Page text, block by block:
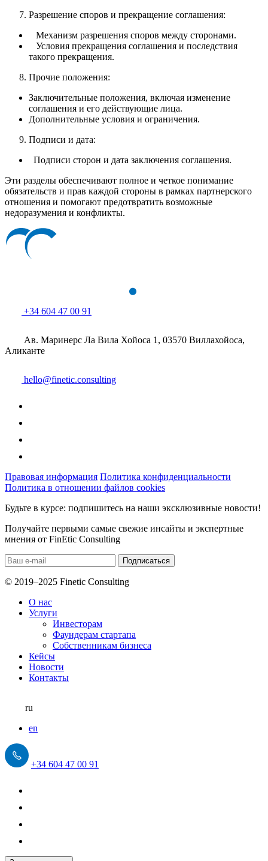
Разрешение споров и прекращение соглашения:
Механизм разрешения споров между сторонами.
Условия прекращения соглашения и последствия
такого прекращения.
Прочие положения:
Заключительные положения, включая изменение
соглашения и его действующие лица.
Дополнительные условия и ограничения.
Подписи и дата:
Подписи сторон и дата заключения соглашения.
Эти разделы обеспечивают полное и четкое понимание
обязательств и прав каждой стороны в рамках партнерского
отношения и помогают предотвратить возможные
недоразумения и конфликты.
+34 604 47 00 91
Ав. Маринерс Ла Вила Хойоса 1, 03570 Виллахойоса,
Аликанте
hello@finetic.consulting
Правовая информация Политика конфиденциальности
Политика в отношении файлов cookies
Будьте в курсе: подпишитесь на наши эксклюзивные новости!
Получайте первыми самые свежие инсайты и экспертные
мнения от FinEtic Consulting
© 2019–2025 Finetic Consulting
О нас
Услуги
Инвесторам
Фаундерам стартапа
Собственникам бизнеса
Кейсы
Новости
Контакты
ru
en
+34 604 47 00 91